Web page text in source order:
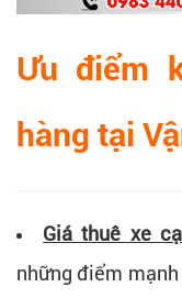
Ưu điểm
hàng tại
Giá thuê xe
những điểm